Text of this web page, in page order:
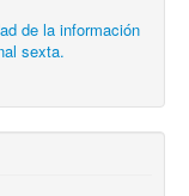
de la información
sexta.